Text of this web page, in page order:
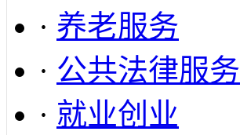
· 养老服务
· 公共法律服务
· 就业创业